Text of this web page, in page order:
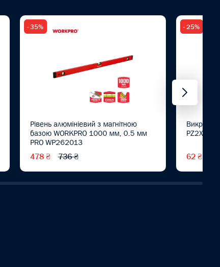
- 35%
Рівень алюмініевий з магнітною
базою WORKPRO 1000 мм, 0.5 мм
PRO WP262013
478 ₴ 736 ₴
- 25%
Викрутка
62 ₴